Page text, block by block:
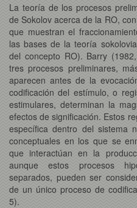
La teoría de los procesos
de Sokolov acerca de la RO,
que muestran el
las bases de la teoría
del concepto RO). Barry
tres procesos preliminares,
aparecen antes de la
codificación del estímulo, o
estimulares, determinan la
efectos de significación. Estos
específica dentro del sistema
conceptuales en los que se
que interactúan en la
aunque estos procesos
separados, pueden ser
de un único proceso de
5).